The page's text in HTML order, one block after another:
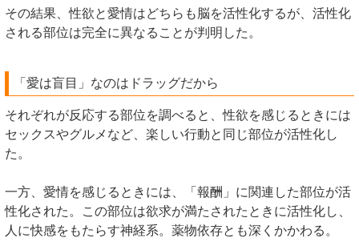
その結果、性欲と愛情はどちらも脳を活性化するが、活性化
される部位は完全に異なることが判明した。
「愛は盲目」なのはドラッグだから
それぞれが反応する部位を調べると、性欲を感じるときには
セックスやグルメなど、楽しい行動と同じ部位が活性化し
た。
一方、愛情を感じるときには、「報酬」に関連した部位が活
性化された。この部位は欲求が満たされたときに活性化し、
人に快感をもたらす神経系。薬物依存とも深くかかわる。